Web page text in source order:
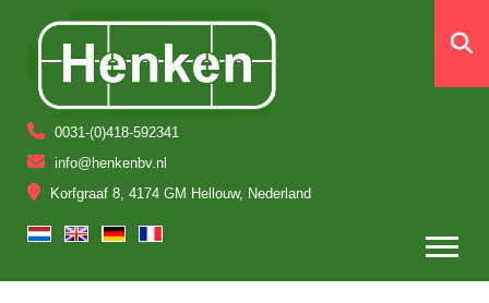
0031-(0)418-592341
info@henkenbv.nl
Korfgraaf 8, 4174 GM Hellouw, Nederland